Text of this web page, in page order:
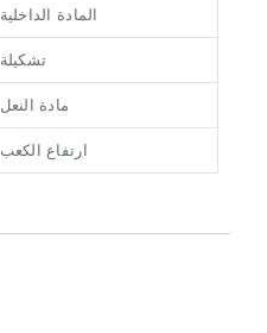
المادة الداخلية
تشكيلة
مادة النعل
ارتفاع الكعب